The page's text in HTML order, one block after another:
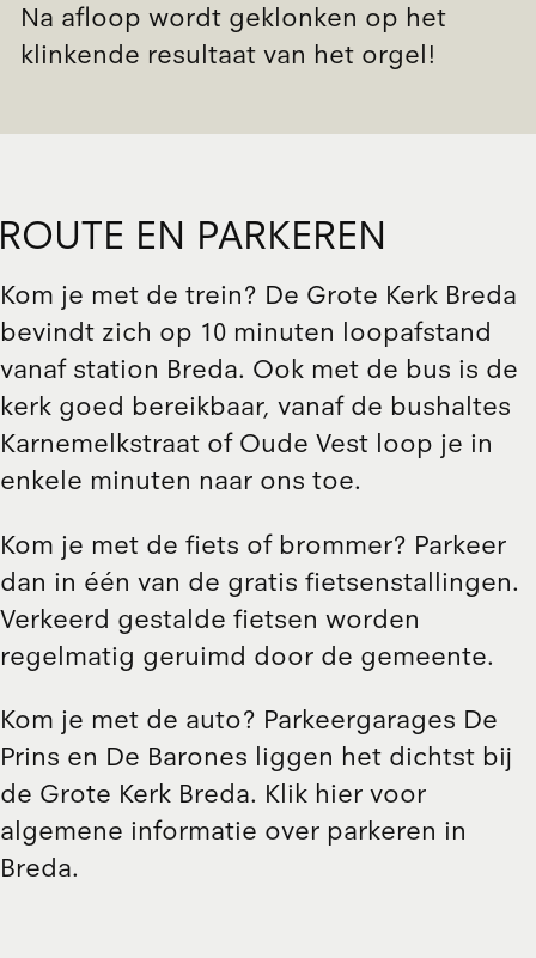
Na afloop wordt geklonken op het
klinkende resultaat van het orgel!
EN PARKEREN
Kom je met de trein? De Grote Kerk Breda
bevindt zich op 10 minuten loopafstand
vanaf station Breda. Ook met de bus is de
kerk goed bereikbaar, vanaf de bushaltes
Karnemelkstraat of Oude Vest loop je in
enkele minuten naar ons toe.
Kom je met de fiets of brommer? Parkeer
dan in één van de gratis fietsenstallingen.
Verkeerd gestalde fietsen worden
regelmatig geruimd door de gemeente.
Kom je met de auto? Parkeergarages De
Prins en De Barones liggen het dichtst bij
de Grote Kerk Breda. Klik hier voor
algemene informatie over parkeren in
Breda.